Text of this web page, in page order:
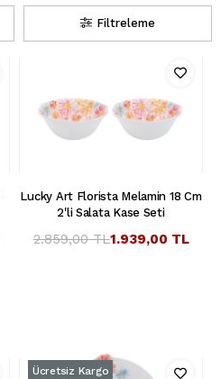
Filtreleme
Lucky Art Florista Melamin 18 Cm
2'li Salata Kase Seti
1.939,00 TL
2.859,00 TL
Ücretsiz Kargo